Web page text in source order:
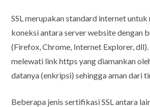
SSL merupakan standard internet untuk
koneksi antara server website dengan
(Firefox, Chrome, Internet Explorer, dll).
melewati link https yang diamankan
datanya (enkripsi) sehingga aman dari
Beberapa jenis sertifikasi SSL antara